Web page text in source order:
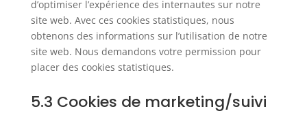
d’optimiser l’expérience des internautes sur notre
site web. Avec ces cookies statistiques, nous
obtenons des informations sur l’utilisation de notre
site web. Nous demandons votre permission pour
placer des cookies statistiques.
5.3 Cookies de marketing/suivi